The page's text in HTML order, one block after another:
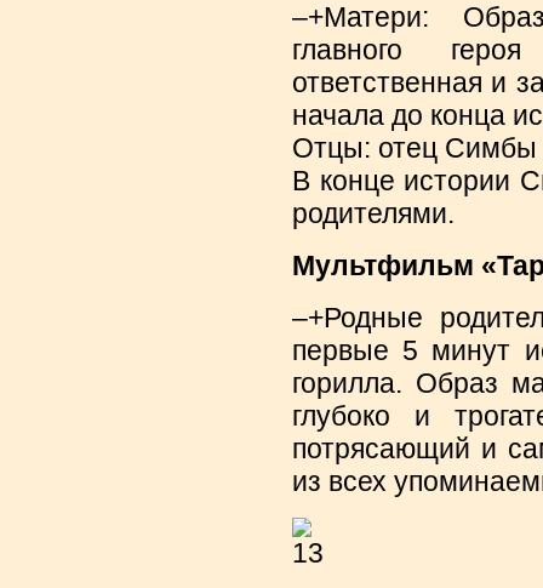
–+Матери:
главного
ответственная и
начала до конца
Отцы: отец Симбы
В конце истории
родителями.
Мультфильм
–+Родные
первые 5 минут
горилла. Образ
глубоко и
потрясающий и
из всех